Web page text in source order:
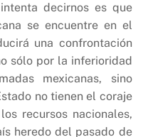
decirnos es que
se encuentre en el
una confrontación
sólo por la inferioridad
mexicanas, sino
no tienen el coraje
recursos nacionales,
heredo del pasado de